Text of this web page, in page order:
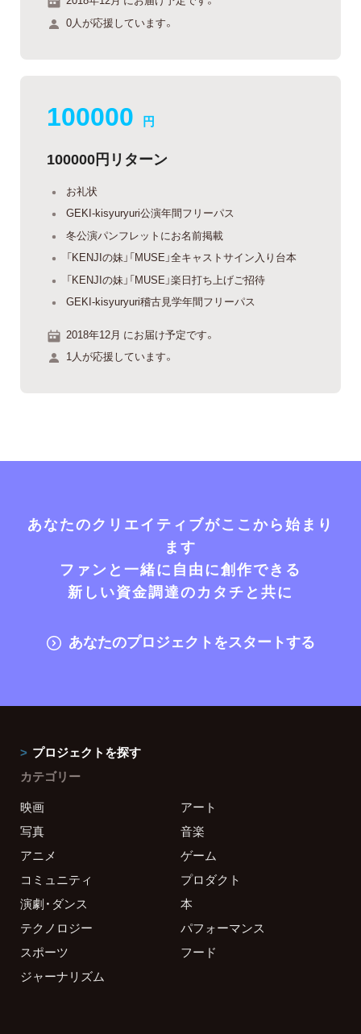
0人が応援しています。
100000 円
100000円リターン
お礼状
GEKI-kisyuryuri公演年間フリーパス
冬公演パンフレットにお名前掲載
「KENJIの妹」「MUSE」全キャストサイン入り台本
「KENJIの妹」「MUSE」楽日打ち上げご招待
GEKI-kisyuryuri稽古見学年間フリーパス
2018年12月 にお届け予定です。
1人が応援しています。
あなたのクリエイティブがここから始まり
ます
ファンと一緒に自由に創作できる
新しい資金調達のカタチと共に
あなたのプロジェクトをスタートする
プロジェクトを探す
カテゴリー
映画
アート
写真
音楽
アニメ
ゲーム
コミュニティ
プロダクト
演劇・ダンス
本
テクノロジー
パフォーマンス
スポーツ
フード
ジャーナリズム